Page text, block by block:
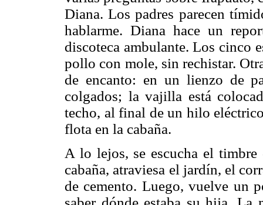
Diana. Los padres parecen
hablarme. Diana hace un
discoteca ambulante. Los cinco
pollo con mole, sin rechistar.
de encanto: en un lienzo de
colgados; la vajilla está
techo, al final de un hilo
flota en la cabaña.
A lo lejos, se escucha el
cabaña, atraviesa el jardín, el
de cemento. Luego, vuelve un